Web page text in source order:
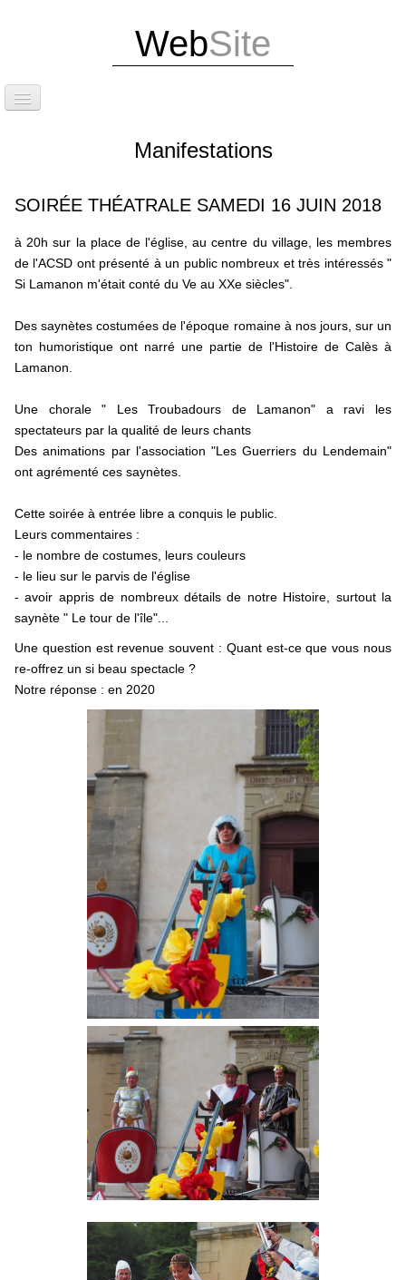
WebSite
Exposition Photos
Édition de notre livre et d'un guide touristique
Situation
Les caniveaux et la calade
L'église de Saint-Denis de Calès
Concerts en l'église St-Denis de Calès
Les chapelles Sainte-marie et Saint-Jean
Travaux de réfection du patrimoine
Le musée de Calès
L'association Calès-Saint-Denis
Journées du Patrimoine
Conférences et exposition 2021
Visite du site de Calès
Procession et messe en l'église Saint-Denis de Calès
Album photos
Manifestations
SOIRÉE THÉATRALE SAMEDI 16 JUIN 2018
à 20h sur la place de l'église, au centre du village, les membres
de l'ACSD ont présenté à un public nombreux et très intéressés "
Si Lamanon m'était conté du Ve au XXe siècles".
Des saynètes costumées de l'époque romaine à nos jours, sur un
ton humoristique ont narré une partie de l'Histoire de Calès à
Lamanon.
Une chorale " Les Troubadours de Lamanon" a ravi les
spectateurs par la qualité de leurs chants
Des animations par l'association "Les Guerriers du Lendemain"
ont agrémenté ces saynètes.
Cette soirée à entrée libre a conquis le public.
Leurs commentaires :
- le nombre de costumes, leurs couleurs
- le lieu sur le parvis de l'église
- avoir appris de nombreux détails de notre Histoire, surtout la
saynète " Le tour de l'île"...
Une question est revenue souvent : Quant est-ce que vous nous
re-offrez un si beau spectacle ?
Notre réponse : en 2020